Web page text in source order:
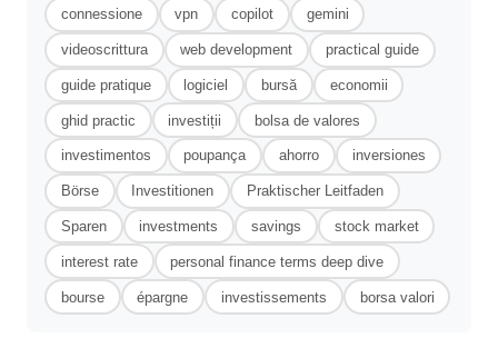
connessione vpn copilot gemini
videoscrittura web development practical guide
guide pratique logiciel bursă economii
ghid practic investiții bolsa de valores
investimentos poupança ahorro inversiones
Börse Investitionen Praktischer Leitfaden
Sparen investments savings stock market
interest rate personal finance terms deep dive
bourse épargne investissements borsa valori